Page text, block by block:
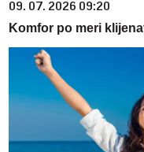
09. 07. 2026 09:20
Komfor po meri